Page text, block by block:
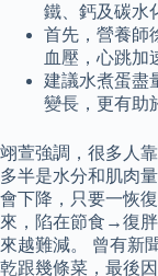
鐵、鈣及碳水
首先，營養師
血壓，心跳加
建議水煮蛋盡
變長，更有助
翊萱強調，很多人
多半是水分和肌肉
會下降，只要一恢
來，陷在節食→復
來越難減。 曾有新
乾跟幾條菜，最後